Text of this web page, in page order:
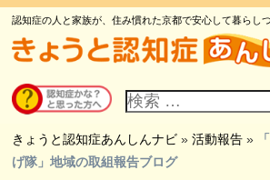
認知症の人と家族が、住み慣れた京都で安心して暮らし
イ
ト
検
索
きょうと認知症あんしんナビ »活動報告 »
げ隊」地域の取組報告ブログ